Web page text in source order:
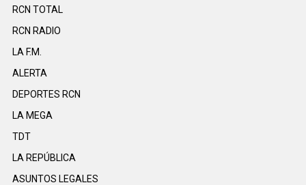
RCN TOTAL
RCN RADIO
LA F.M.
ALERTA
DEPORTES RCN
LA MEGA
TDT
LA REPÚBLICA
ASUNTOS LEGALES